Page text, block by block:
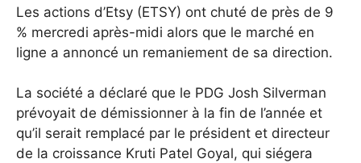
Les actions d’Etsy (ETSY) ont chuté de près de 9
% mercredi après-midi alors que le marché en
ligne a annoncé un remaniement de sa direction.
La société a déclaré que le PDG Josh Silverman
prévoyait de démissionner à la fin de l’année et
qu’il serait remplacé par le président et directeur
de la croissance Kruti Patel Goyal, qui siégera